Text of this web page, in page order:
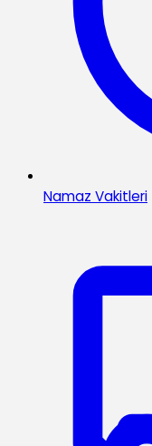
Namaz Vakitleri